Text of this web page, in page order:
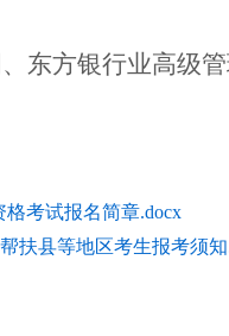
东方银行业高级
考试报名简章.docx
扶县等地区考生报考须知